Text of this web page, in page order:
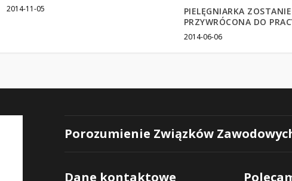
2014-11-05
PIELĘGNIARKA ZOSTANIE
PRZYWRÓCONA DO
2014-06-06
Porozumienie Związków
Dane kontaktowe